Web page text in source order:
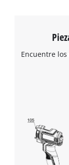
Encuentre